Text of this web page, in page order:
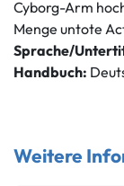
Cyborg-Arm
Menge untote
Sprache/
Handbuch:
Weitere